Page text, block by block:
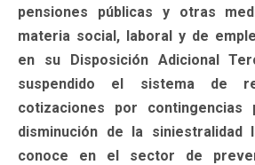
pensiones públicas y otras
materia social, laboral y de
en su Disposición Adicional
suspendido el sistema de
cotizaciones por contingencias
disminución de la siniestralidad
conoce en el sector de